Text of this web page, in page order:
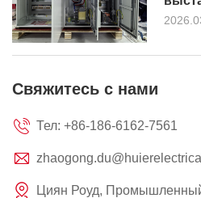
Свяжитесь с нами
Тел: +86-186-6162-7561
Циян Роуд,